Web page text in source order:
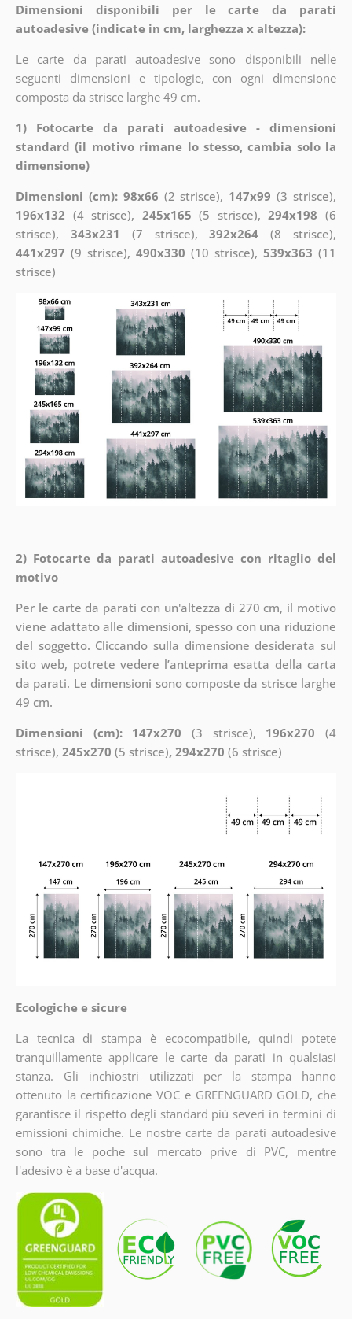
Dimensioni disponibili per le carte da parati
autoadesive (indicate in cm, larghezza x altezza):
Le carte da parati autoadesive sono disponibili nelle
seguenti dimensioni e tipologie, con ogni dimensione
composta da strisce larghe 49 cm.
1) Fotocarte da parati autoadesive - dimensioni
standard (il motivo rimane lo stesso, cambia solo la
dimensione)
Dimensioni (cm): 98x66 (2 strisce), 147x99 (3 strisce),
196x132 (4 strisce), 245x165 (5 strisce),294x198 (6
strisce), 343x231 (7 strisce),392x264 (8 strisce),
441x297 (9 strisce), 490x330 (10 strisce),539x363 (11
strisce)
2) Fotocarte da parati autoadesive con ritaglio del
motivo
Per le carte da parati con un'altezza di 270 cm, il motivo
viene adattato alle dimensioni, spesso con una riduzione
del soggetto. Cliccando sulla dimensione desiderata sul
sito web, potrete vedere l’anteprima esatta della carta
da parati. Le dimensioni sono composte da strisce larghe
49 cm.
Dimensioni (cm): 147x270 (3 strisce), 196x270 (4
strisce), 245x270 (5 strisce), 294x270 (6 strisce)
Ecologiche e sicure
La tecnica di stampa è ecocompatibile, quindi potete
tranquillamente applicare le carte da parati in qualsiasi
stanza. Gli inchiostri utilizzati per la stampa hanno
ottenuto la certificazione VOC e GREENGUARD GOLD, che
garantisce il rispetto degli standard più severi in termini di
emissioni chimiche. Le nostre carte da parati autoadesive
sono tra le poche sul mercato prive di PVC, mentre
l'adesivo è a base d'acqua.